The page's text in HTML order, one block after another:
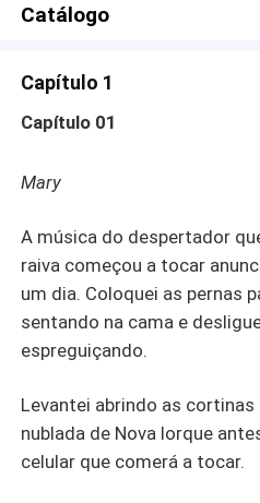
Catálogo
Capítulo 1
Capítulo 01
Mary
A música do despertador
raiva começou a tocar
um dia. Coloquei as pernas
sentando na cama e
espreguiçando.
Levantei abrindo as
nublada de Nova Iorque
celular que comerá a tocar.